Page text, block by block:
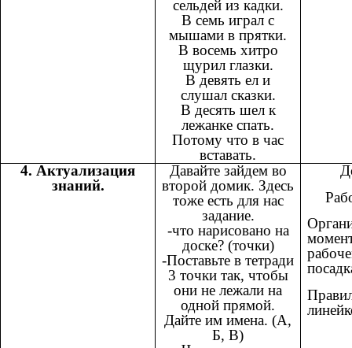
сельдей из кадки.
В семь играл с
мышами в прятки.
В восемь хитро
щурил глазки.
В девять ел и
слушал сказки.
В десять шел к
лежанке спать.
Потому что в час
вставать.
4. Актуализация
знаний.
Давайте зайдем во
второй домик. Здесь
тоже есть для нас
задание.
-что нарисовано на
доске? (точки)
-Поставьте в тетради
3 точки так, чтобы
они не лежали на
одной прямой.
Дайте им имена. (А,
Б, В)